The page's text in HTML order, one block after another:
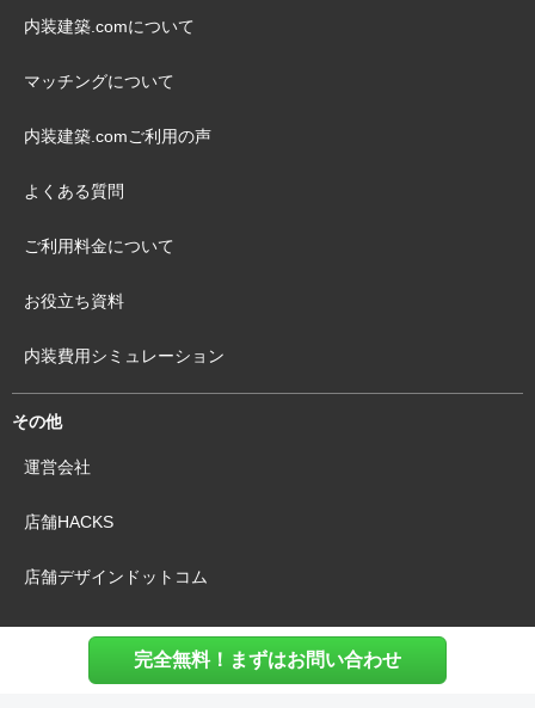
完全無料！まずはお問い合わせ
内装建築.comについて
マッチングについて
内装建築.comご利用の声
よくある質問
ご利用料金について
お役立ち資料
内装費用シミュレーション
その他
運営会社
店舗HACKS
店舗デザインドットコム